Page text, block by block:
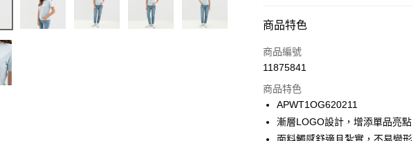
付款方式
信用卡一次付款
Apple Pay
悠遊付
商品特色
商品編號
11875841
商品特色
APWT1OG620211
漸層LOGO設計，增添單品亮點